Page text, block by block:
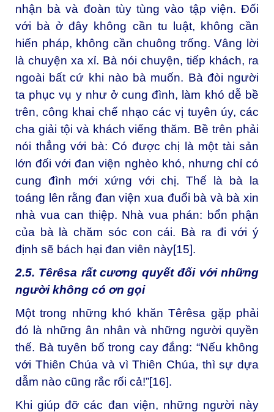
nhận bà và đoàn tùy tùng vào tập viện. Đối
với bà ở đây không cần tu luật, không cần
hiến pháp, không cần chuông trống. Vâng lời
là chuyện xa xỉ. Bà nói chuyện, tiếp khách, ra
ngoài bất cứ khi nào bà muốn. Bà đòi người
ta phục vụ y như ở cung đình, làm khó dễ bề
trên, công khai chế nhạo các vị tuyên úy, các
cha giải tội và khách viếng thăm. Bề trên phải
nói thẳng với bà: Có được chị là một tài sản
lớn đối với đan viện nghèo khó, nhưng chỉ có
cung đình mới xứng với chị. Thế là bà la
toáng lên rằng đan viện xua đuổi bà và bà xin
nhà vua can thiệp. Nhà vua phán: bổn phận
của bà là chăm sóc con cái. Bà ra đi với ý
định sẽ bách hại đan viên này[15].
2.5. Têrêsa rất cương quyết đối với những
người không có ơn gọi
Một trong những khó khăn Têrêsa gặp phải
đó là những ân nhân và những người quyền
thế. Bà tuyên bố trong cay đắng: “Nếu không
với Thiên Chúa và vì Thiên Chúa, thì sự dựa
dẫm nào cũng rắc rối cả!”[16].
Khi giúp đỡ các đan viện, những người này